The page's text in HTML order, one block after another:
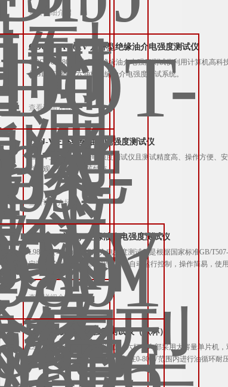
查看详细介绍
GDOT-6A-80kV 六杯型绝缘油介电强度测试仪
GDOT-6A-80kV 六杯型绝缘油介电强度测试仪利用计算机高
品GDJJC-80kV六油杯绝缘油介电强度测试系统。
查看详细介绍
ZIJJ-V三杯绝缘油介电强度测试仪
ZIJJ-V三杯绝缘油介电强度测试仪且测试精度高、操作方便
型美观、使用方便等特点。
查看详细介绍
L9801 （单杯）绝缘油介电强度测试仪
L9801 （单杯）绝缘油介电强度测试仪是根据国家标准GB/
定测试的方法，全部过程由微机自动运行控制，操作简易，使用
查看详细介绍
L9806绝缘油介电强度测试仪（六杯）
L9806绝缘油介电强度测试仪（六杯）内部采用大容量单片机
示计算、打印等一系列操作，并在0-80kV范围内进行油循环耐